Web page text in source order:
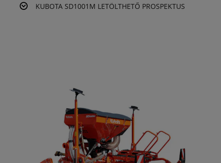
KUBOTA SD1001M LETÖLTHETŐ PROSPEKTUS